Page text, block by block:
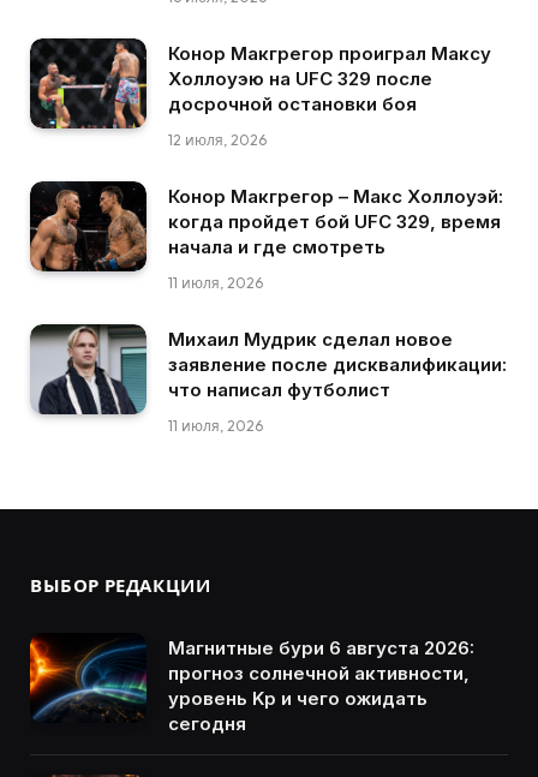
Конор Макгрегор проиграл Максу
Холлоуэю на UFC 329 после
досрочной остановки боя
12 июля, 2026
Конор Макгрегор – Макс Холлоуэй:
когда пройдет бой UFC 329, время
начала и где смотреть
11 июля, 2026
Михаил Мудрик сделал новое
заявление после дисквалификации:
что написал футболист
11 июля, 2026
ВЫБОР РЕДАКЦИИ
Магнитные бури 6 августа 2026:
прогноз солнечной активности,
уровень Kp и чего ожидать
сегодня